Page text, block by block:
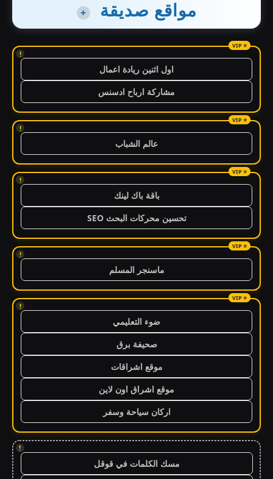
مواقع صديقة +
!
اول اثنين ريادة اعمال
مشاركة ارباح ادسنس
!
عالم الشباب
!
باقة باك لينك
تحسين محركات البحث SEO
!
ماسنجر المسلم
!
ضوء التعليمي
صحيفة برق
موقع اشراقات
موقع اشراق اون لاين
اركان سياحة وسفر
!
مسك الكلمات في قوقل